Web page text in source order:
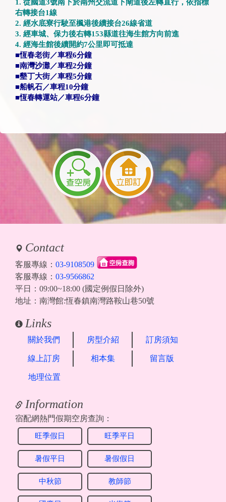
1. 從國道3號南下於南州交流道下閘道後左轉直行，依指標
右轉接台1線
2. 經水底寮行駛至楓港後續接台26線省道
3. 經車城、保力後右轉153縣道往海生館方向前進
4. 經海生館後續開約7公里即可抵達
■恆春老街／車程6分鐘
■南灣沙灘／車程2分鐘
■墾丁大街／車程5分鐘
■船帆石／車程10分鐘
■恆春轉運站／車程6分鐘
Contact
客服專線： 03-9108509
客服專線： 03-9566862
平日：09:00~18:00 (國定例假日除外)
地址：南灣館:恆春鎮南灣路鞍山巷50號
Links
關於我們 房型介紹 訂房須知
線上訂房 相本集 留言版
地理位置
Information
宿配網熱門假期空房查詢：
旺季假日 旺季平日
暑假平日 暑假假日
中秋節 教師節